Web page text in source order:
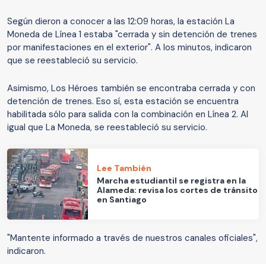
Según dieron a conocer a las 12:09 horas, la estación La
Moneda de Línea 1 estaba "cerrada y sin detención de trenes
por manifestaciones en el exterior". A los minutos, indicaron
que se reestableció su servicio.
Asimismo, Los Héroes también se encontraba cerrada y con
detención de trenes. Eso sí, esta estación se encuentra
habilitada sólo para salida con la combinación en Línea 2. Al
igual que La Moneda, se reestableció su servicio.
Lee También
Marcha estudiantil se registra en la
Alameda: revisa los cortes de tránsito
en Santiago
"Mantente informado a través de nuestros canales oficiales",
indicaron.